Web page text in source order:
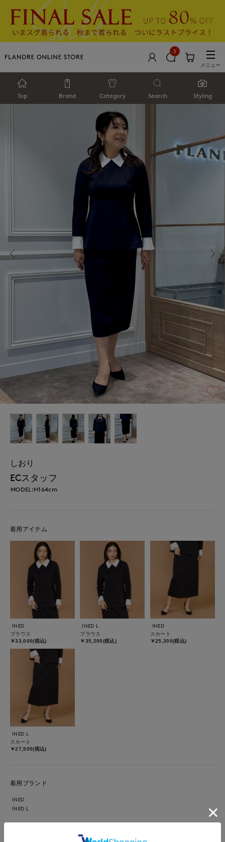
3
メニュー
Top Brand Category Search Styling
しおり
ECスタッフ
MODEL:H164cm
着用アイテム
INED
ブラウス
￥33,000(税込)
INED L
ブラウス
￥35,200(税込)
INED
スカート
￥25,300(税込)
INED L
スカート
￥27,500(税込)
着用ブランド
INED
INED L